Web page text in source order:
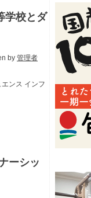
学校とダ
by 管理者
ンス インフ
ーシッ